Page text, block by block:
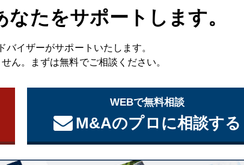
たをサポートします。
バイザーがサポートいたします。
ん。まずは無料でご相談ください。
WEBで無料相談
M&Aのプロに相談する